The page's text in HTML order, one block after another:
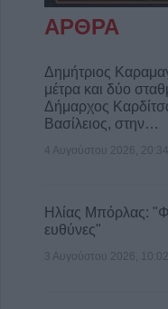
ΑΡΘΡΑ
Δημήτριος
μέτρα και δύο
Δήμαρχος
Βασίλειος, στην…
4 Αυγούστου 2026, 20:34
Ηλίας Μπόρλας:
ευθύνες"
3 Αυγούστου 2026, 10:02